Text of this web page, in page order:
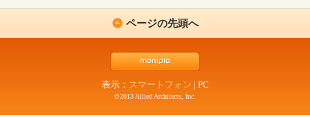
ページの先頭へ
表示： スマートフォン | PC
©2013 Allied Architects, Inc.